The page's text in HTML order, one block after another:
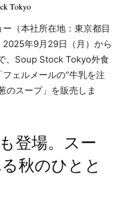
（本社所在地：東京都目
年9月29日（月）から
、Soup Stock Tokyo外食
ェルメールの“牛乳を注
のスープ」を販売しま
登場。スー
秋のひとと